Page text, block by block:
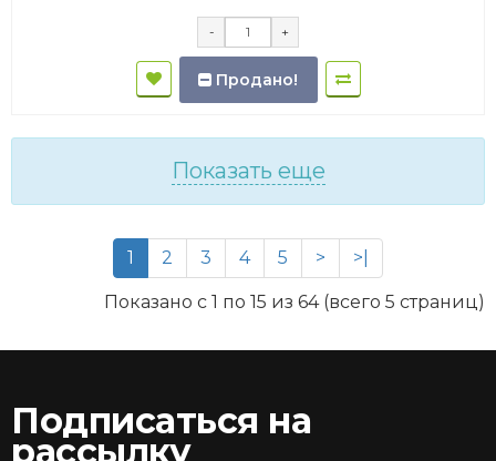
- +
Продано!
Показать еще
1 2 3 4 5 > >|
Показано с 1 по 15 из 64 (всего 5 страниц)
Подписаться на
рассылку